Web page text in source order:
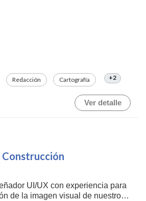
Redacción Cartografía +2
Ver detalle
Construcción
UI/UX con experiencia para
de la imagen visual de nuestro